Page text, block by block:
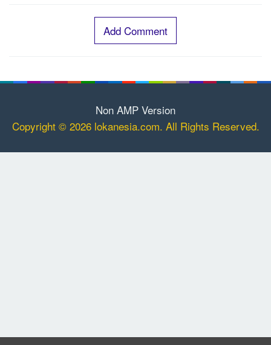
Add Comment
Non AMP Version
Copyright © 2026 lokanesia.com. All Rights Reserved.